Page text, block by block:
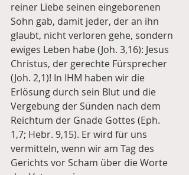
reiner Liebe seinen eingeborenen
Sohn gab, damit jeder, der an ihn
glaubt, nicht verloren gehe, sondern
ewiges Leben habe (Joh. 3,16): Jesus
Christus, der gerechte Fürsprecher
(Joh. 2,1)! In IHM haben wir die
Erlösung durch sein Blut und die
Vergebung der Sünden nach dem
Reichtum der Gnade Gottes (Eph.
1,7; Hebr. 9,15). Er wird für uns
vermitteln, wenn wir am Tag des
Gerichts vor Scham über die Worte